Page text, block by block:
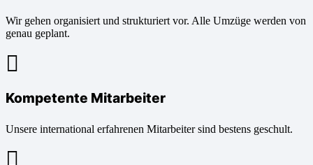
Wir gehen organisiert und strukturiert vor. Alle Umzüge werden von
genau geplant.
Kompetente Mitarbeiter
Unsere international erfahrenen Mitarbeiter sind bestens geschult.